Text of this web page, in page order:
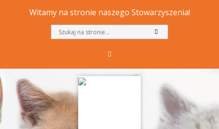
Witamy na stronie naszego Stowarzyszenia!